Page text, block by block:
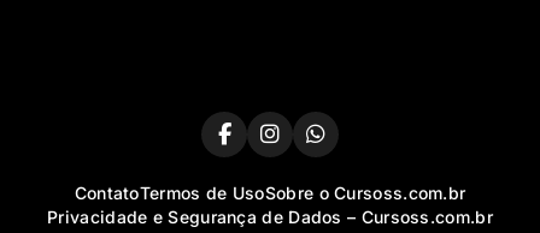
ContatoTermos de UsoSobre o Cursoss.com.br
Privacidade e Segurança de Dados – Cursoss.com.br